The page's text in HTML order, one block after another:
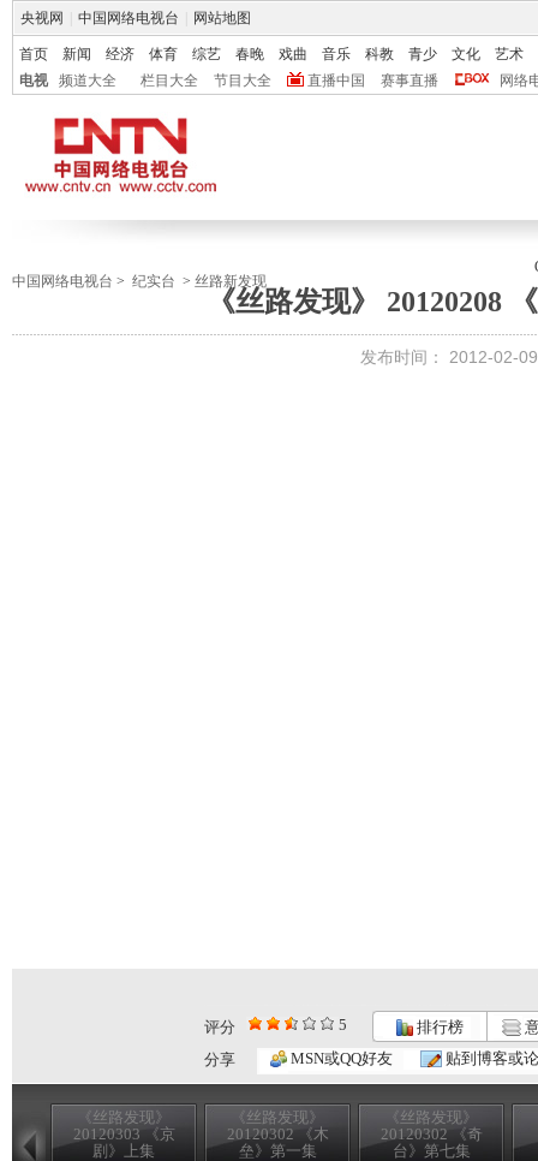
央视网 中国网络电视台 网站地图
首页 新闻 经济 体育 综艺 春晚 戏曲 音乐 科教 青少 文化
艺术
电视
频道大全 栏目大全 节目大全 直播中国 赛事直播 网络
中国网络电视台 > 纪实台 > 丝路新发现
《丝路发现》 20120208
发布时间： 2012-02-
评分 5 排行榜
分享
MSN或QQ好友 贴到博客或
《丝路发现》
20120303 《京
剧》上集
《丝路发现》
20120302 《木
垒》第一集
《丝路发现》
20120302 《奇
台》第七集